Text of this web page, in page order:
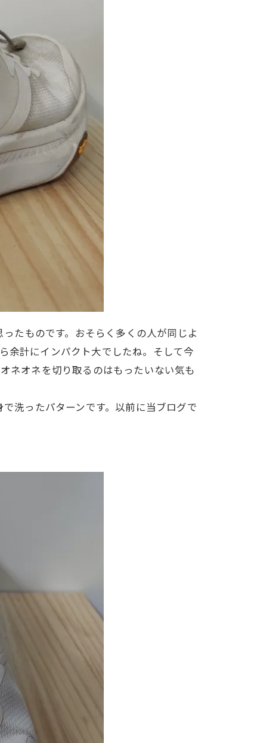
たものです。おそらく多くの人が同じよ
余計にインパクト大でしたね。そして今
ネオネを切り取るのはもったいない気も
洗ったパターンです。以前に当ブログで